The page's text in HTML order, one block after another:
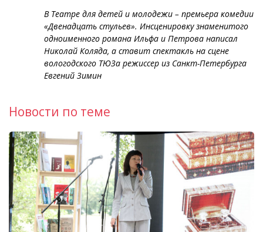
В Театре для детей и молодежи – премьера комедии
«Двенадцать стульев». Инсценировку знаменитого
одноименного романа Ильфа и Петрова написал
Николай Коляда, а ставит спектакль на сцене
вологодского ТЮЗа режиссер из Санкт-Петербурга
Евгений Зимин
Новости по теме